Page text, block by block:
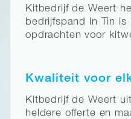
Kitbedrijf de Weert
bedrijfspand in Tin
opdrachten voor
Kwaliteit voor
Kitbedrijf de Weert
heldere offerte en